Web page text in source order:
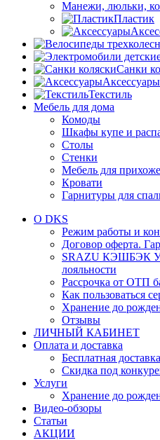
Манежи, люльки,
Пластик
Санки
Аксессуары
Текстиль
Мебель для дома
Комоды
Шкафы купе и
Столы
Стенки
Мебель для
Кровати
Гарнитуры для
О DKS
Режим работы и
Договор оферта.
SRAZU КЭШБЭК
лояльности
Рассрочка от ОТП
Как пользоваться
Хранение до
Отзывы
ЛИЧНЫЙ КАБИНЕТ
Оплата и доставка
Бесплатная
Скидка под
Услуги
Хранение до
Видео-обзоры
Статьи
АКЦИИ